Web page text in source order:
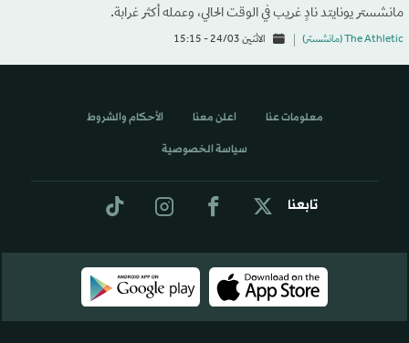
مانشستر يونايتد نادٍ غريب في الوقت الحالي، وعمله أكثر غرابة.
The Athletic (مانشستر) الاثنين 24/03 - 15:15
تابعنا
معلومات عنا اعلن معنا الأحكام والشروط
سياسة الخصوصية